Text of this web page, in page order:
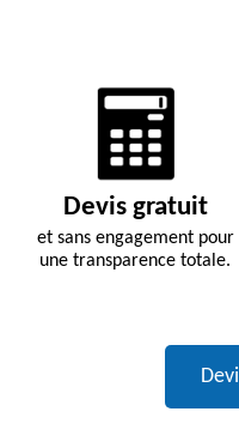
Devis gratuit
et sans engagement pour
une transparence totale.